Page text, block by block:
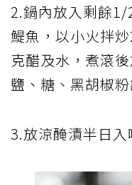
2.鍋內放入剩餘1/
鯷魚，以小火拌
克醋及水，煮滾
鹽、糖、黑胡椒粉
3.放涼醃漬半日入